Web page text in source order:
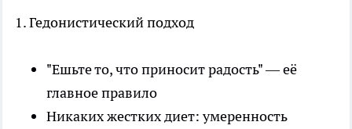
1. Гедонистический подход
"Ешьте то, что приносит радость" — её
главное правило
Никаких жестких диет: умеренность